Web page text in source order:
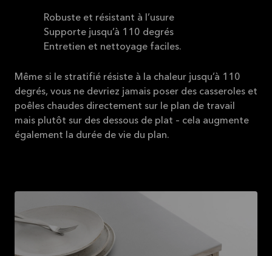
Robuste et résistant à l’usure
Supporte jusqu’à 110 degrés
Entretien et nettoyage faciles.
Même si le stratifié résiste à la chaleur jusqu’à 110
degrés, vous ne devriez jamais poser des casseroles et
poêles chaudes directement sur le plan de travail
mais plutôt sur des dessous de plat – cela augmente
également la durée de vie du plan.